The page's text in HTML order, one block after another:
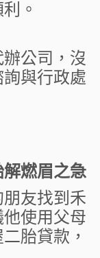
。
公司，沒
與行政處
燃眉之急
友找到禾
使用父母
胎貸款，